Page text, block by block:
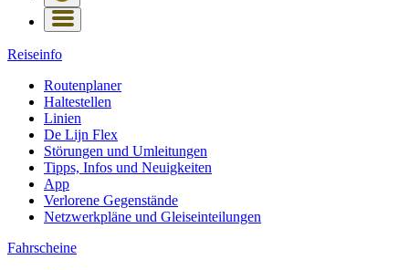
Reiseinfo
Routenplaner
Haltestellen
Linien
De Lijn Flex
Störungen und Umleitungen
Tipps, Infos und Neuigkeiten
App
Verlorene Gegenstände
Netzwerkpläne und Gleiseinteilungen
Fahrscheine